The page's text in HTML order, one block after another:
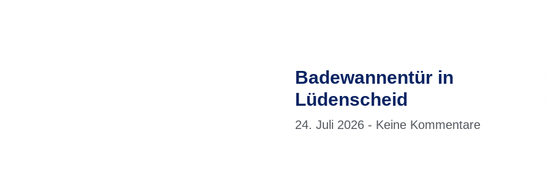
Badewannentür in
Lüdenscheid
24. Juli 2026 Keine Kommentare